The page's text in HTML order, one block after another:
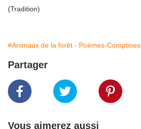
(Tradition)
#Animaux de la forêt - Poèmes-Comptines
Partager
Vous aimerez aussi